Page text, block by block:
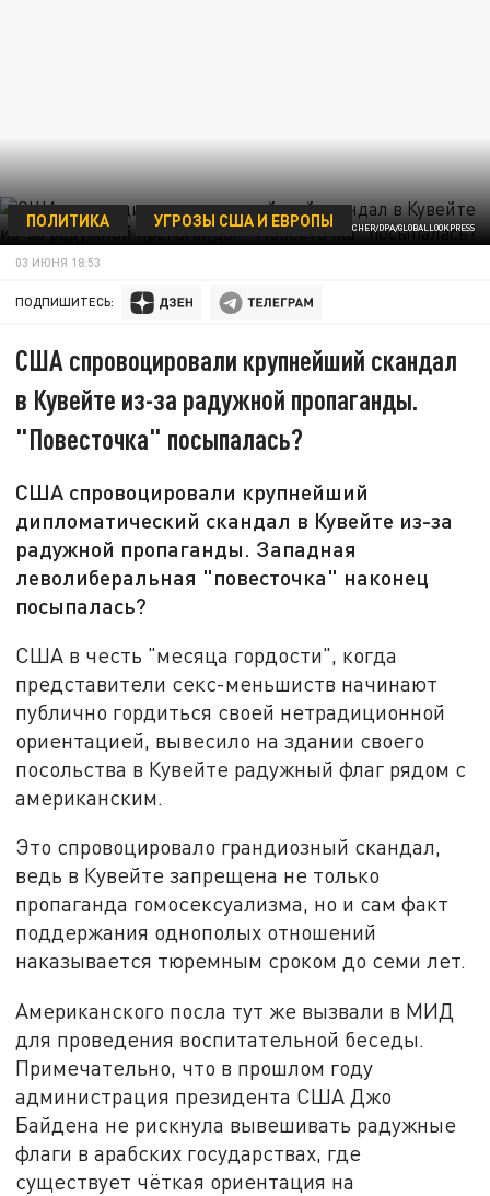
GREGOR FISCHER/DPA/GLOBALLOOKPRESS
ПОЛИТИКА УГРОЗЫ США И ЕВРОПЫ
03 ИЮНЯ 18:53
ПОДПИШИТЕСЬ:
США спровоцировали крупнейший скандал
в Кувейте из-за радужной пропаганды.
"Повесточка" посыпалась?
США спровоцировали крупнейший
дипломатический скандал в Кувейте из-за
радужной пропаганды. Западная
леволиберальная "повесточка" наконец
посыпалась?
США в честь "месяца гордости", когда
представители секс-меньшиств начинают
публично гордиться своей нетрадиционной
ориентацией, вывесило на здании своего
посольства в Кувейте радужный флаг рядом с
американским.
Это спровоцировало грандиозный скандал,
ведь в Кувейте запрещена не только
пропаганда гомосексуализма, но и сам факт
поддержания однополых отношений
наказывается тюремным сроком до семи лет.
Американского посла тут же вызвали в МИД
для проведения воспитательной беседы.
Примечательно, что в прошлом году
администрация президента США Джо
Байдена не рискнула вывешивать радужные
флаги в арабских государствах, где
существует чёткая ориентация на